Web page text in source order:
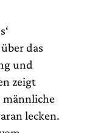
das
und
zeigt
männliche
lecken.